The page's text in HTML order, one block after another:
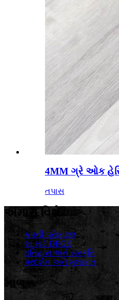
4MM ગ્રે ઓક
તપાસ
અમારા વિશે
કંપની પ્રોફાઇલ
શા માટે DEGE
ઇતિહાસ અને સંસ્કૃતિ
પ્રદર્શન અને મુલાકાત
માળ